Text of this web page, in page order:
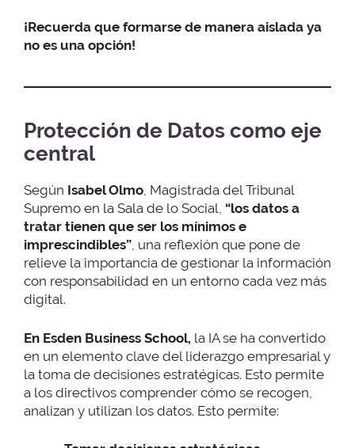
¡Recuerda que formarse de manera aislada ya
no es una opción!
Protección de Datos como eje
central
Según Isabel Olmo, Magistrada del Tribunal
Supremo en la Sala de lo Social, “los datos a
tratar tienen que ser los mínimos e
imprescindibles”, una reflexión que pone de
relieve la importancia de gestionar la información
con responsabilidad en un entorno cada vez más
digital.
En Esden Business School, la IA se ha convertido
en un elemento clave del liderazgo empresarial y
la toma de decisiones estratégicas. Esto permite
a los directivos comprender cómo se recogen,
analizan y utilizan los datos. Esto permite: